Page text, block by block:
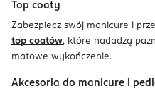
Top coaty
Zabezpiecz swój manicure i
top coatów, które nadadzą
matowe wykończenie.
Akcesoria do manicure i